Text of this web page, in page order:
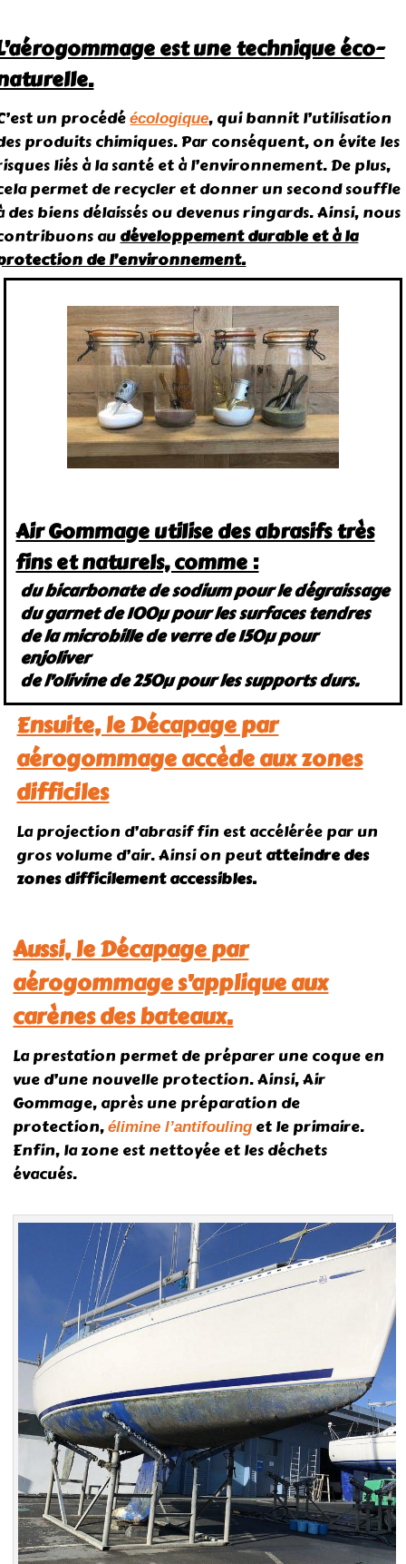
est une technique éco-
un procédéécologique, qui bannit l’utilisation
produits chimiques. Par conséquent, on évite les
liés à la santé et à l’environnement. De plus,
permet de recycler et donner un second souffle
des biens délaissés ou devenus ringards. Ainsi, nous
audéveloppement durable et à la
de l’environnement.
Air Gommage utilise des abrasifs très
fins et naturels, comme :
du bicarbonate de sodium pour le dégraissage
du garnet de 100µ pour les surfaces tendres
de la microbille de verre de 150µ pour
enjoliver
de l’olivine de 250µ pour les supports durs.
Ensuite, le Décapage par
aérogommage accède aux zones
difficiles
La projection d’abrasif fin est accélérée par un
gros volume d’air. Ainsi on peutatteindre des
zones difficilement accessibles.
Aussi, le Décapage par
aérogommage s’applique aux
carènes des bateaux.
La prestation permet de préparer une coque en
vue d’une nouvelle protection. Ainsi, Air
Gommage, après une préparation de
protection,élimine l’antifouling et le primaire.
Enfin, la zone est nettoyée et les déchets
évacués.